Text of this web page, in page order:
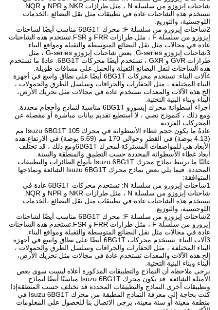
تستخدم هذه الشاحنات عادة في تطبيقات مثل نقل البضائع ،الخدمات
اللوجستية، والتوزيع.
2شاحنات إيزوزو من سلسلة F: محرك 6BG1T مناسب أيضًا لشاحنات
إيزوزو من سلسلة F ، مثل طرازات FRR و FSR.تستخدم هذه الشاحنات
عادة في مجالات مثل نقل البضائع المتوسطة والثقيلة ومواقع البناء.
3شاحنات إيزوزو G-series: بعض شاحنات إيزوزو G-series ، مثل
طرازات GVR و GXR ، تستخدم أيضًا محركات 6BG1T. عادةً ما تستخدم
هذه الشاحنات لنقل البضائع الثقيلة والحمل على مسافات طويلة.
4آلات البناء: تستخدم محركات 6BG1T أيضًا على نطاق واسع في أجهزة
البناء المختلفة ، مثل الحفارات والجرافات وسلسل الطرق والحمولات ،
إلخ.هذه الآلات والمعدات تستخدم عادة في مجالات مثل تحريك الأرض،
البناء وبناء البنية التحتية.
أجزاء أسطوانة محرك إيسوزو 6BG1T مناسبة لنماذج وأحجام محددة.
ومع ذلك ، كنموذج نصي ، لا أستطيع تقديم بيانات مباشرة أو مفصلة عن
المحركات الفردية.
عادةً ما يكون حجم غطاء الأسطوانة في محرك Isuzu 6BG1T 105 مم
(4.13 بوصة) في القطر وحوالي 170 مم (6.69 بوصة) في الارتفاع.هذه
الأبعاد هي للمواصفات المشتركة لمحرك 6BG1Tومع ذلك ، قد تختلف
أبعاد غطاء الأسطوانة المحددة حسب التطبيق والمنطقة والسنة.
غالبًا ما ترتبط نماذج محرك Isuzu 6BG1T بأنواع الطائرات والتطبيقات
المحددة. فيما يلي بعض نماذج محرك Isuzu 6BG1T الشائعة ونماذجها
المتوافقة:
1شاحنات إيزوزو من سلسلة N: تستخدم محركات 6BG1T عادة في
تستخدم هذه الشاحنات عادة في تطبيقات مثل نقل البضائع ،الخدمات
اللوجستية، والتوزيع.
2شاحنات إيزوزو من سلسلة F: محرك 6BG1T مناسب أيضًا لشاحنات
إيزوزو من سلسلة F ، مثل طرازات FRR و FSR.تستخدم هذه الشاحنات
عادة في مجالات مثل نقل البضائع المتوسطة والثقيلة ومواقع البناء.
3آلات البناء: تستخدم محركات 6BG1T أيضًا على نطاق واسع في أجهزة
البناء المختلفة ، مثل الحفارات والجرافات وسلسل الطرق والحمولات ،
إلخ.هذه الآلات والمعدات تستخدم عادة في مجالات مثل تحريك الأرض،
البناء وبناء البنية التحتية.
يرجى ملاحظة أن النماذج والتطبيقات المذكورة أعلاه ليست سوى بعض
الأمثلة الشائعة. قد يكون محرك Isuzu 6BG1T مناسبًا أيضًا لنماذج
وتطبيقات أخرى.النماذج والتطبيقات المحددة قد تختلف حسب المنطقةإذا
كنت بحاجة إلى معرفة النماذج المطبقة من محرك Isuzu 6BG1T في
منطقة معينة أو سنة معينة، يرجى الاتصال بنا للحصول على المعلومات